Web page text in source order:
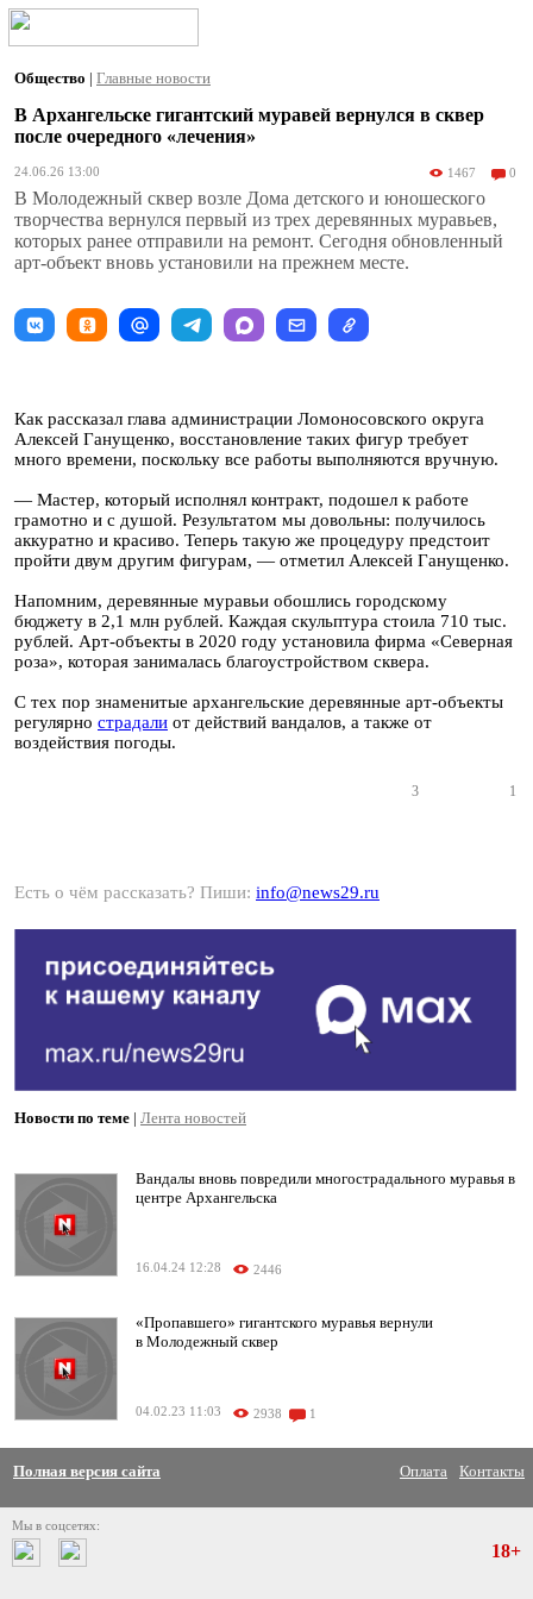
Общество | Главные новости
В Архангельске гигантский муравей вернулся в сквер
после очередного «лечения»
24.06.26 13:00 1467 0
В Молодежный сквер возле Дома детского и юношеского
творчества вернулся первый из трех деревянных муравьев,
которых ранее отправили на ремонт. Сегодня обновленный
арт-объект вновь установили на прежнем месте.
Как рассказал глава администрации Ломоносовского округа
Алексей Ганущенко, восстановление таких фигур требует
много времени, поскольку все работы выполняются вручную.
— Мастер, который исполнял контракт, подошел к работе
грамотно и с душой. Результатом мы довольны: получилось
аккуратно и красиво. Теперь такую же процедуру предстоит
пройти двум другим фигурам, — отметил Алексей Ганущенко.
Напомним, деревянные муравьи обошлись городскому
бюджету в 2,1 млн рублей. Каждая скульптура стоила 710 тыс.
рублей. Арт-объекты в 2020 году установила фирма «Северная
роза», которая занималась благоустройством сквера.
C тех пор знаменитые архангельские деревянные арт-объекты
регулярно страдали от действий вандалов, а также от
воздействия погоды.
3 1
Есть о чём рассказать? Пиши: info@news29.ru
Новости по теме | Лента новостей
Вандалы вновь повредили многострадального муравья в
центре Архангельска
16.04.24 12:28 2446
«Пропавшего» гигантского муравья вернули
в Молодежный сквер
04.02.23 11:03 2938 1
Полная версия сайта Оплата Контакты
Мы в соцсетях:
18+